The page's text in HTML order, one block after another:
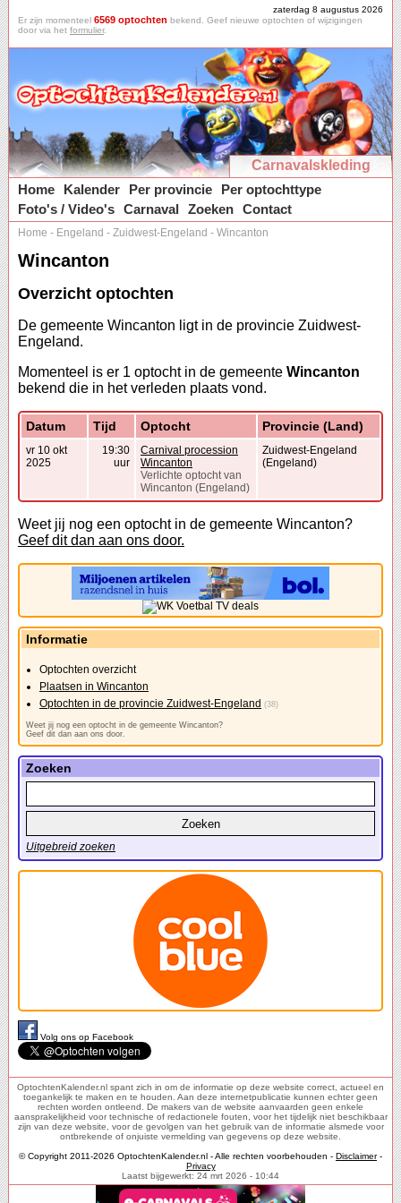
zaterdag 8 augustus 2026
Er zijn momenteel 6569 optochten bekend. Geef nieuwe optochten of wijzigingen
door via het formulier.
Carnavalskleding
Home
Kalender Per provincie
Per optochttype
Foto's / Video's Carnaval Zoeken Contact
Home - Engeland - Zuidwest-Engeland - Wincanton
Wincanton
Overzicht optochten
De gemeente Wincanton ligt in de provincie Zuidwest-
Engeland.
Momenteel is er 1 optocht in de gemeente Wincanton
bekend die in het verleden plaats vond.
Datum Tijd Optocht Provincie (Land)
vr 10 okt
2025
19:30
uur
Carnival procession
Wincanton
Verlichte optocht van
Wincanton (Engeland)
Zuidwest-Engeland
(Engeland)
Weet jij nog een optocht in de gemeente Wincanton?
Geef dit dan aan ons door.
Informatie
Optochten overzicht
Plaatsen in Wincanton
Optochten in de provincie Zuidwest-Engeland (38)
Weet jij nog een optocht in de gemeente Wincanton?
Geef dit dan aan ons door.
Zoeken
Uitgebreid zoeken
Volg ons op Facebook
OptochtenKalender.nl spant zich in om de informatie op deze website correct, actueel en
toegankelijk te maken en te houden. Aan deze internetpublicatie kunnen echter geen
rechten worden ontleend. De makers van de website aanvaarden geen enkele
aansprakelijkheid voor technische of redactionele fouten, voor het tijdelijk niet beschikbaar
zijn van deze website, voor de gevolgen van het gebruik van de informatie alsmede voor
ontbrekende of onjuiste vermelding van gegevens op deze website.
© Copyright 2011-2026 OptochtenKalender.nl - Alle rechten voorbehouden - Disclaimer-
Privacy
Laatst bijgewerkt: 24 mrt 2026 - 10:44